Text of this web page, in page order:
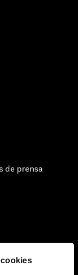
cookies
de prensa